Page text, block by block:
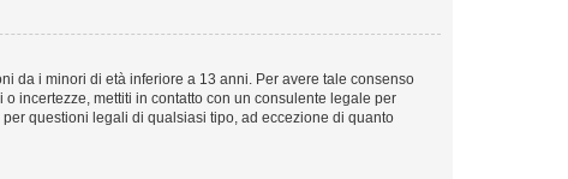
da i minori di età inferiore a 13 anni. Per avere tale consenso
incertezze, mettiti in contatto con un consulente legale per
questioni legali di qualsiasi tipo, ad eccezione di quanto